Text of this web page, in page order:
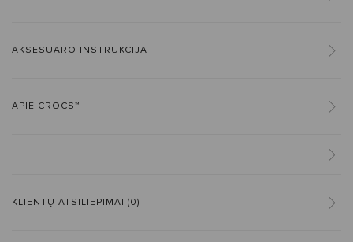
AKSESUARO INSTRUKCIJA
APIE CROCS™
KLIENTŲ ATSILIEPIMAI (0)